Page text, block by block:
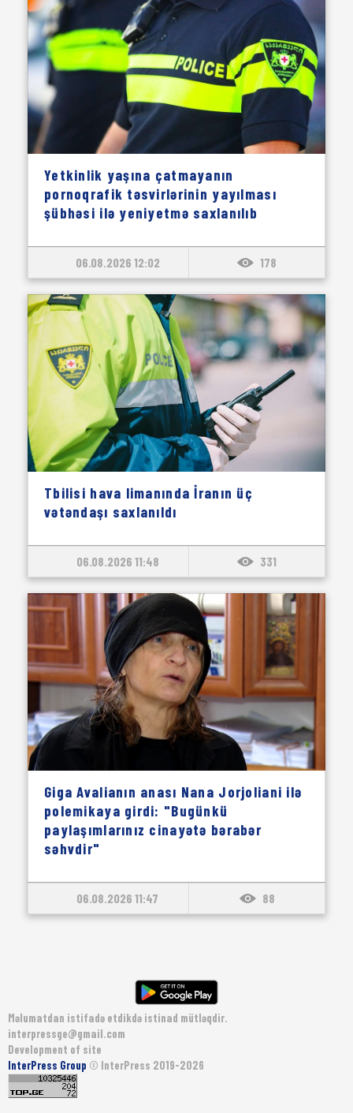
Yetkinlik yaşına çatmayanın
pornoqrafik təsvirlərinin yayılması
şübhəsi ilə yeniyetmə saxlanılıb
06.08.2026 12:02 178
Tbilisi hava limanında İranın üç
vətəndaşı saxlanıldı
06.08.2026 11:48 331
Giga Avalianın anası Nana Jorjoliani ilə
polemikaya girdi: "Bugünkü
paylaşımlarınız cinayətə bərabər
səhvdir"
06.08.2026 11:47 88
Məlumatdan istifadə etdikdə istinad mütləqdir.
interpressge@gmail.com
Development of site
InterPress Group © InterPress 2019-2026